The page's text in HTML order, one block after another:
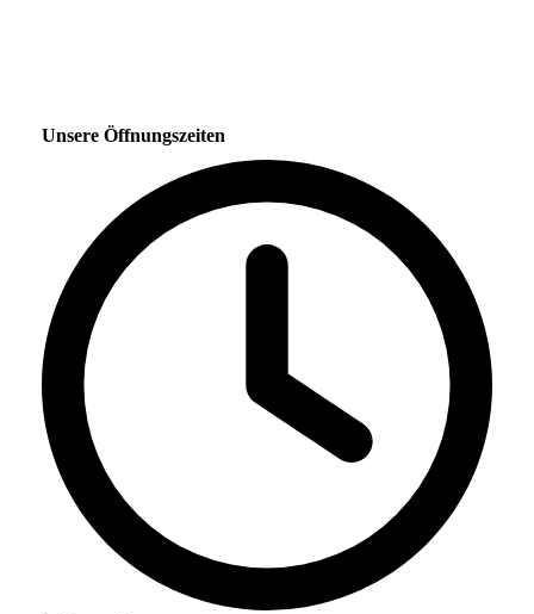
Unsere Öffnungszeiten